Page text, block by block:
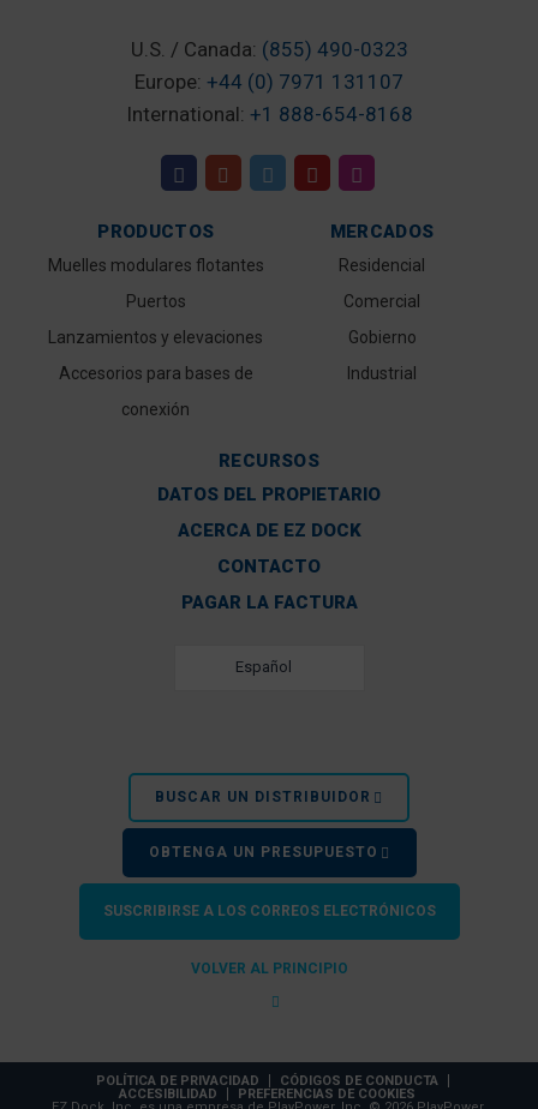
U.S. / Canada: (855) 490-0323
Europe: +44 (0) 7971 131107
International: +1 888-654-8168
PRODUCTOS
Muelles modulares flotantes
Puertos
Lanzamientos y elevaciones
Accesorios para bases de
conexión
MERCADOS
Residencial
Comercial
Gobierno
Industrial
RECURSOS
DATOS DEL PROPIETARIO
ACERCA DE EZ DOCK
CONTACTO
PAGAR LA FACTURA
Español
BUSCAR UN DISTRIBUIDOR
OBTENGA UN PRESUPUESTO
SUSCRIBIRSE A LOS CORREOS ELECTRÓNICOS
VOLVER AL PRINCIPIO
POLÍTICA DE PRIVACIDAD
CÓDIGOS DE CONDUCTA
ACCESIBILIDAD
PREFERENCIAS DE COOKIES